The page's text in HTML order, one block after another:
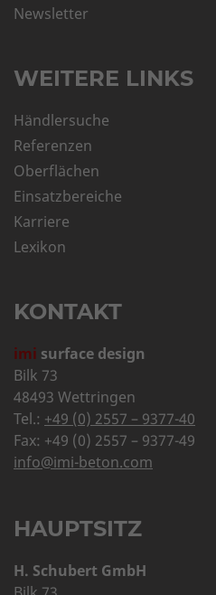
Newsletter
WEITERE LINKS
Händlersuche
Referenzen
Oberflächen
Einsatzbereiche
Karriere
Lexikon
KONTAKT
imi surface design
Bilk 73
48493 Wettringen
Tel.: +49 (0) 2557 – 9377-40
Fax: +49 (0) 2557 – 9377-49
info@imi-beton.com
HAUPTSITZ
H. Schubert GmbH